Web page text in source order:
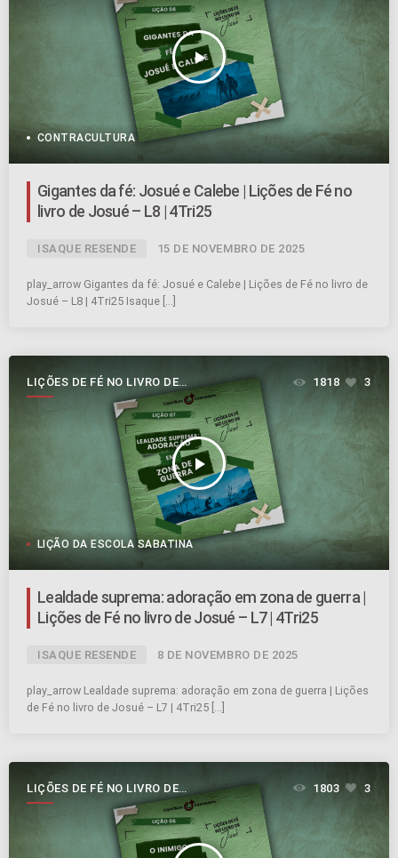
play_arrow
CONTRACULTURA
Gigantes da fé: Josué e Calebe | Lições de Fé no
livro de Josué – L8 | 4Tri25
ISAQUE RESENDE 15 DE NOVEMBRO DE 2025
play_arrow Gigantes da fé: Josué e Calebe | Lições de Fé no livro de
Josué – L8 | 4Tri25 Isaque […]
LIÇÕES DE FÉ NO LIVRO DE
JOSUÉ
play_arrow
1818 3
LIÇÃO DA ESCOLA SABATINA
Lealdade suprema: adoração em zona de guerra |
Lições de Fé no livro de Josué – L7 | 4Tri25
ISAQUE RESENDE 8 DE NOVEMBRO DE 2025
play_arrow Lealdade suprema: adoração em zona de guerra | Lições
de Fé no livro de Josué – L7 | 4Tri25 […]
LIÇÕES DE FÉ NO LIVRO DE
JOSUÉ
1803 3